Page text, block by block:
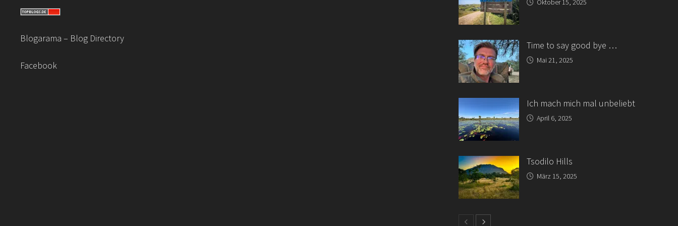
Blogarama – Blog Directory
Facebook
Oktober 15, 2025
Time to say good bye …
Mai 21, 2025
Ich mach mich mal unbeliebt
April 6, 2025
Tsodilo Hills
März 15, 2025